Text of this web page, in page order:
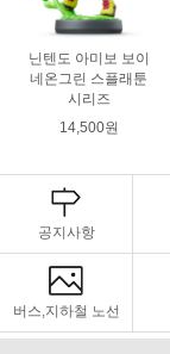
닌텐도 아미보 보이
네온그린 스플래툰
시리즈
14,500원
공지사항
버스,지하철 노선